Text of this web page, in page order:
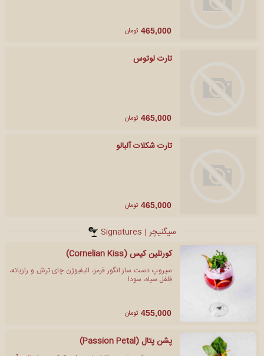
465,000 تومان
تارت لوتوس
465,000 تومان
تارت شکلات آلبالو
465,000 تومان
سیگنیچر | Signatures
کورنلین کیس (Cornelian Kiss)
سیروپ دست ساز انگور قرمز، انیفیوژن چای ترش و رازیانه،
فلفل سیاه، سودا
455,000 تومان
پشن پتال (Passion Petal)